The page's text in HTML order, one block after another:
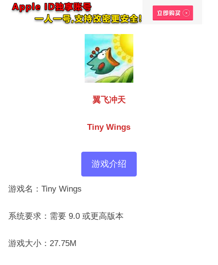
翼飞冲天
Tiny Wings
游戏介绍
游戏名：Tiny Wings
系统要求：需要 9.0 或更高版本
游戏大小：27.75M